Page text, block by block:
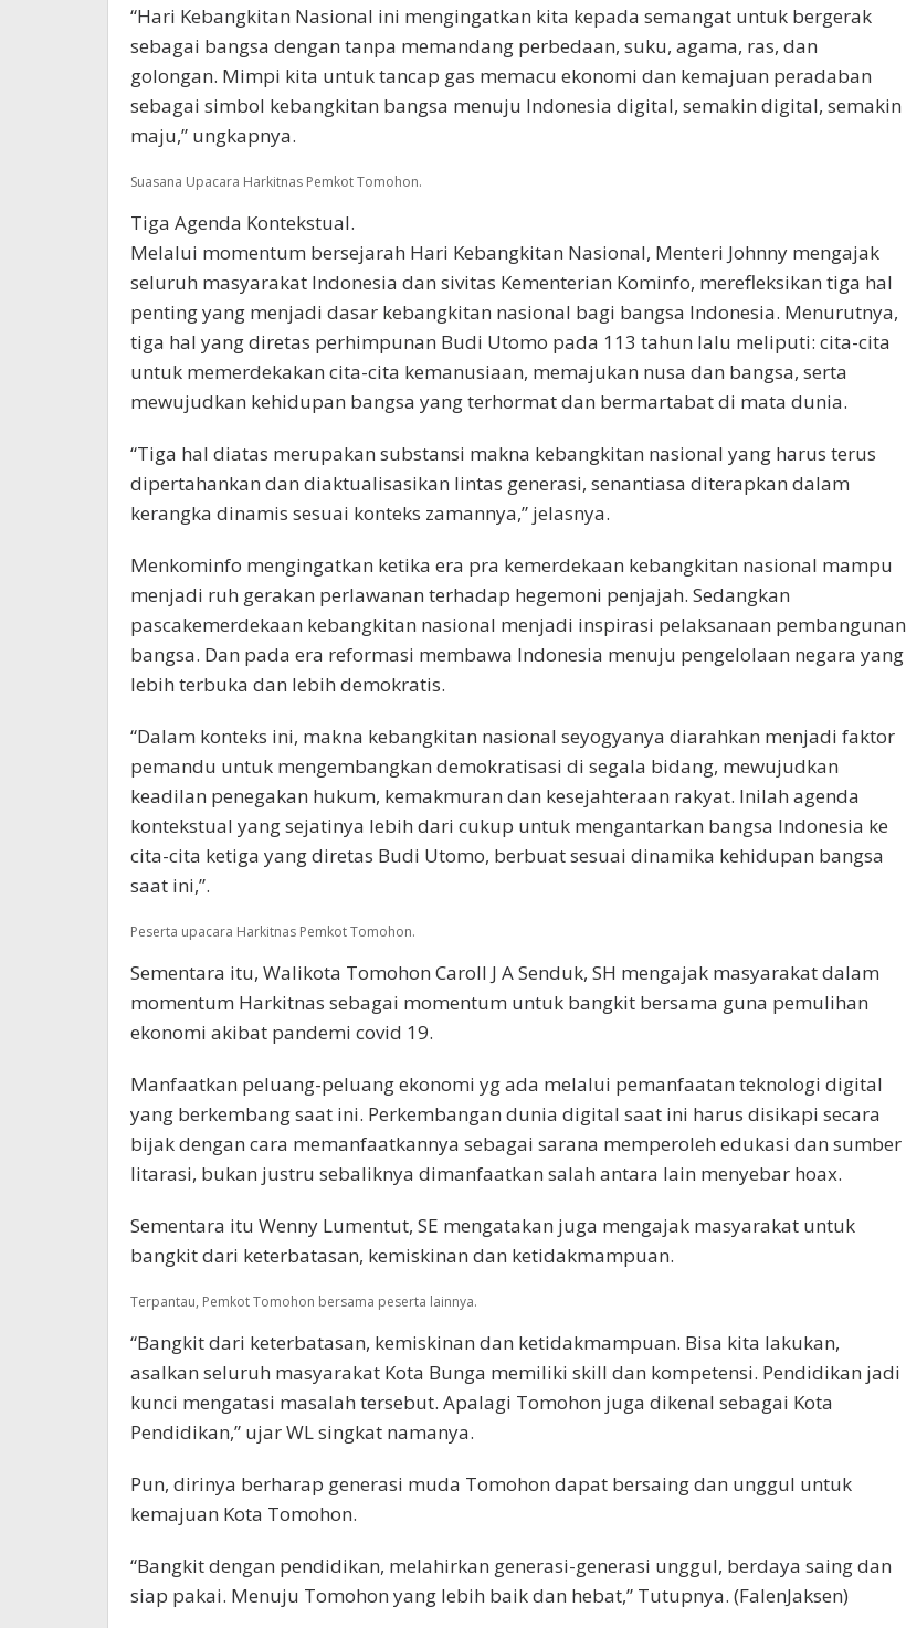
“Hari Kebangkitan Nasional ini mengingatkan kita kepada semangat untuk bergerak
sebagai bangsa dengan tanpa memandang perbedaan, suku, agama, ras, dan
golongan. Mimpi kita untuk tancap gas memacu ekonomi dan kemajuan peradaban
sebagai simbol kebangkitan bangsa menuju Indonesia digital, semakin digital, semakin
maju,” ungkapnya.
Suasana Upacara Harkitnas Pemkot Tomohon.
Tiga Agenda Kontekstual.
Melalui momentum bersejarah Hari Kebangkitan Nasional, Menteri Johnny mengajak
seluruh masyarakat Indonesia dan sivitas Kementerian Kominfo, merefleksikan tiga hal
penting yang menjadi dasar kebangkitan nasional bagi bangsa Indonesia. Menurutnya,
tiga hal yang diretas perhimpunan Budi Utomo pada 113 tahun lalu meliputi: cita-cita
untuk memerdekakan cita-cita kemanusiaan, memajukan nusa dan bangsa, serta
mewujudkan kehidupan bangsa yang terhormat dan bermartabat di mata dunia.
“Tiga hal diatas merupakan substansi makna kebangkitan nasional yang harus terus
dipertahankan dan diaktualisasikan lintas generasi, senantiasa diterapkan dalam
kerangka dinamis sesuai konteks zamannya,” jelasnya.
Menkominfo mengingatkan ketika era pra kemerdekaan kebangkitan nasional mampu
menjadi ruh gerakan perlawanan terhadap hegemoni penjajah. Sedangkan
pascakemerdekaan kebangkitan nasional menjadi inspirasi pelaksanaan pembangunan
bangsa. Dan pada era reformasi membawa Indonesia menuju pengelolaan negara yang
lebih terbuka dan lebih demokratis.
“Dalam konteks ini, makna kebangkitan nasional seyogyanya diarahkan menjadi faktor
pemandu untuk mengembangkan demokratisasi di segala bidang, mewujudkan
keadilan penegakan hukum, kemakmuran dan kesejahteraan rakyat. Inilah agenda
kontekstual yang sejatinya lebih dari cukup untuk mengantarkan bangsa Indonesia ke
cita-cita ketiga yang diretas Budi Utomo, berbuat sesuai dinamika kehidupan bangsa
saat ini,”.
Peserta upacara Harkitnas Pemkot Tomohon.
Sementara itu, Walikota Tomohon Caroll J A Senduk, SH mengajak masyarakat dalam
momentum Harkitnas sebagai momentum untuk bangkit bersama guna pemulihan
ekonomi akibat pandemi covid 19.
Manfaatkan peluang-peluang ekonomi yg ada melalui pemanfaatan teknologi digital
yang berkembang saat ini. Perkembangan dunia digital saat ini harus disikapi secara
bijak dengan cara memanfaatkannya sebagai sarana memperoleh edukasi dan sumber
litarasi, bukan justru sebaliknya dimanfaatkan salah antara lain menyebar hoax.
Sementara itu Wenny Lumentut, SE mengatakan juga mengajak masyarakat untuk
bangkit dari keterbatasan, kemiskinan dan ketidakmampuan.
Terpantau, Pemkot Tomohon bersama peserta lainnya.
“Bangkit dari keterbatasan, kemiskinan dan ketidakmampuan. Bisa kita lakukan,
asalkan seluruh masyarakat Kota Bunga memiliki skill dan kompetensi. Pendidikan jadi
kunci mengatasi masalah tersebut. Apalagi Tomohon juga dikenal sebagai Kota
Pendidikan,” ujar WL singkat namanya.
Pun, dirinya berharap generasi muda Tomohon dapat bersaing dan unggul untuk
kemajuan Kota Tomohon.
“Bangkit dengan pendidikan, melahirkan generasi-generasi unggul, berdaya saing dan
siap pakai. Menuju Tomohon yang lebih baik dan hebat,” Tutupnya. (FalenJaksen)